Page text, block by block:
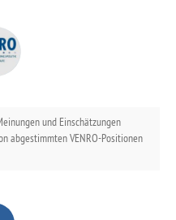
und Einschätzungen
abgestimmten VENRO-Positionen